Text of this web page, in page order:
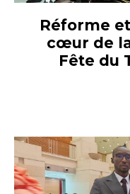
Réforme
cœur de
Fête du